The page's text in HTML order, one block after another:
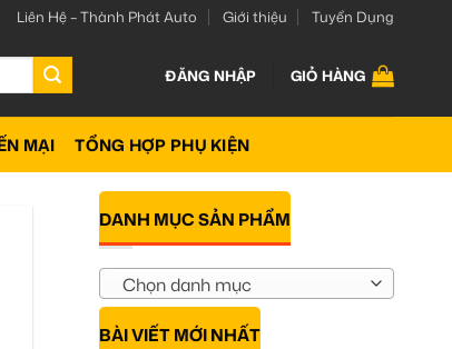
Liên Hệ – Thành Phát Auto Giới thiệu Tuyển Dụng
ĐĂNG NHẬP GIỎ HÀNG
MẠI TỔNG HỢP PHỤ KIỆN
DANH MỤC SẢN PHẨM
Chọn danh mục
BÀI VIẾT MỚI NHẤT